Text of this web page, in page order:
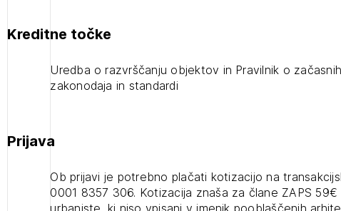
Kreditne točke
Uredba o razvrščanju objektov in Pravilnik o
zakonodaja in standardi
Prijava
Ob prijavi je potrebno plačati kotizacijo na
0001 8357 306. Kotizacija znaša za člane ZAPS
Mesečni novičnik
Novičnik natečajev